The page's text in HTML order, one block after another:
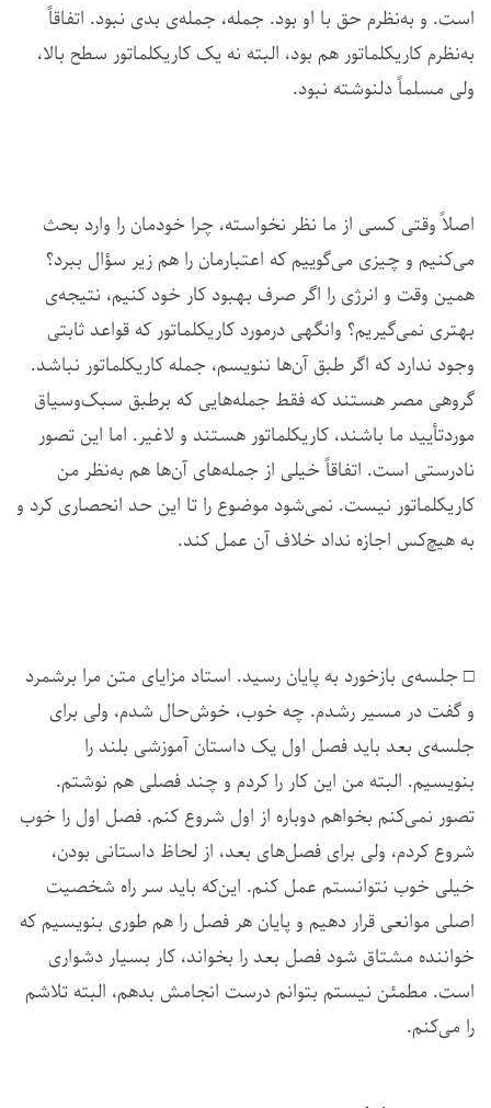
است. و به‌نظرم حق با او بود. جمله، جمله‌ی بدی نبود. اتفاقاً
به‌نظرم کاریکلماتور هم بود، البته نه یک کاریکلماتور سطح بالا،
ولی مسلماً دلنوشته نبود.
اصلاً وقتی کسی از ما نظر نخواسته، چرا خودمان را وارد بحث
می‌کنیم و چیزی می‌گوییم که اعتبارمان را هم زیر سؤال ببرد؟
همین وقت و انرژی را اگر صرف بهبود کار خود کنیم، نتیجه‌ی
بهتری نمی‌گیریم؟ وانگهی درمورد کاریکلماتور که قواعد ثابتی
وجود ندارد که اگر طبق آن‌ها ننویسم، جمله کاریکلماتور نباشد.
گروهی مصر هستند که فقط جمله‌هایی که برطبق سبک‌وسیاق
موردتأیید ما باشند، کاریکلماتور هستند و لاغیر. اما این تصور
نادرستی است. اتفاقاً خیلی از جمله‌های آن‌ها هم به‌نظر من
کاریکلماتور نیست. نمی‌شود موضوع را تا این حد انحصاری کرد و
به هیچ‌کس اجازه نداد خلاف آن عمل کند.
□ جلسه‌ی بازخورد به پایان رسید. استاد مزایای متن مرا برشمرد
و گفت در مسیر رشدم. چه خوب، خوش‌حال شدم، ولی برای
جلسه‌ی بعد باید فصل اول یک داستان آموزشی بلند را
بنویسیم. البته من این کار را کردم و چند فصلی هم نوشتم.
تصور نمی‌کنم بخواهم دوباره از اول شروع کنم. فصل اول را خوب
شروع کردم، ولی برای فصل‌های بعد، از لحاظ داستانی بودن،
خیلی خوب نتوانستم عمل کنم. این‌که باید سر راه شخصیت
اصلی موانعی قرار دهیم و پایان هر فصل را هم طوری بنویسیم که
خواننده مشتاق شود فصل بعد را بخواند، کار بسیار دشواری
است. مطمئن نیستم بتوانم درست انجامش بدهم، البته تلاشم
را می‌کنم.